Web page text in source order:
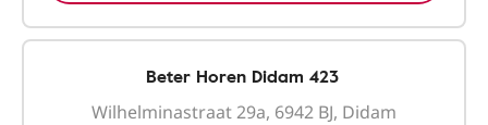
Beter Horen Didam 423
Wilhelminastraat 29a, 6942 BJ, Didam